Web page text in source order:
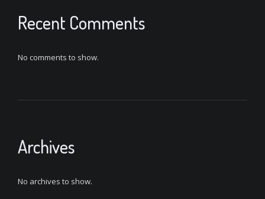
Recent Comments
No comments to show.
Archives
No archives to show.